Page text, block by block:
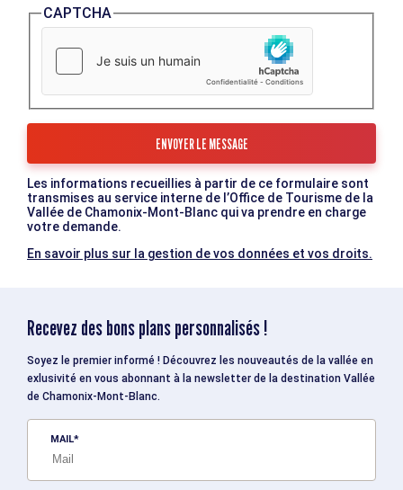
CAPTCHA
Les informations recueillies à partir de ce formulaire sont
transmises au service interne de l’Office de Tourisme de la
Vallée de Chamonix-Mont-Blanc qui va prendre en charge
votre demande.
En savoir plus sur la gestion de vos données et vos droits.
Recevez des bons plans personnalisés !
Soyez le premier informé ! Découvrez les nouveautés de la vallée en
exlusivité en vous abonnant à la newsletter de la destination Vallée
de Chamonix-Mont-Blanc.
MAIL